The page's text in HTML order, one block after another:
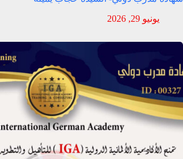
يونيو 29, 2026